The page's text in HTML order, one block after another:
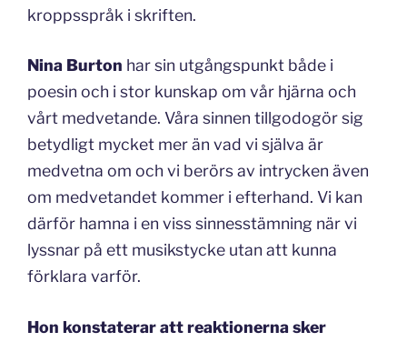
kroppsspråk i skriften.
Nina Burton har sin utgångspunkt både i
poesin och i stor kunskap om vår hjärna och
vårt medvetande. Våra sinnen tillgodogör sig
betydligt mycket mer än vad vi själva är
medvetna om och vi berörs av intrycken även
om medvetandet kommer i efterhand. Vi kan
därför hamna i en viss sinnesstämning när vi
lyssnar på ett musikstycke utan att kunna
förklara varför.
Hon konstaterar att reaktionerna sker